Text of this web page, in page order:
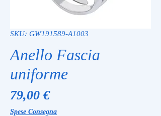
SKU: GW191589-A1003
Anello Fascia
uniforme
79,00 €Prezzo
Spese Consegna